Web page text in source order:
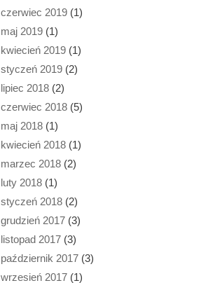
czerwiec 2019 (1)
maj 2019 (1)
kwiecień 2019 (1)
styczeń 2019 (2)
lipiec 2018 (2)
czerwiec 2018 (5)
maj 2018 (1)
kwiecień 2018 (1)
marzec 2018 (2)
luty 2018 (1)
styczeń 2018 (2)
grudzień 2017 (3)
listopad 2017 (3)
październik 2017 (3)
wrzesień 2017 (1)